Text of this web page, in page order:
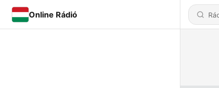
Online Rádió